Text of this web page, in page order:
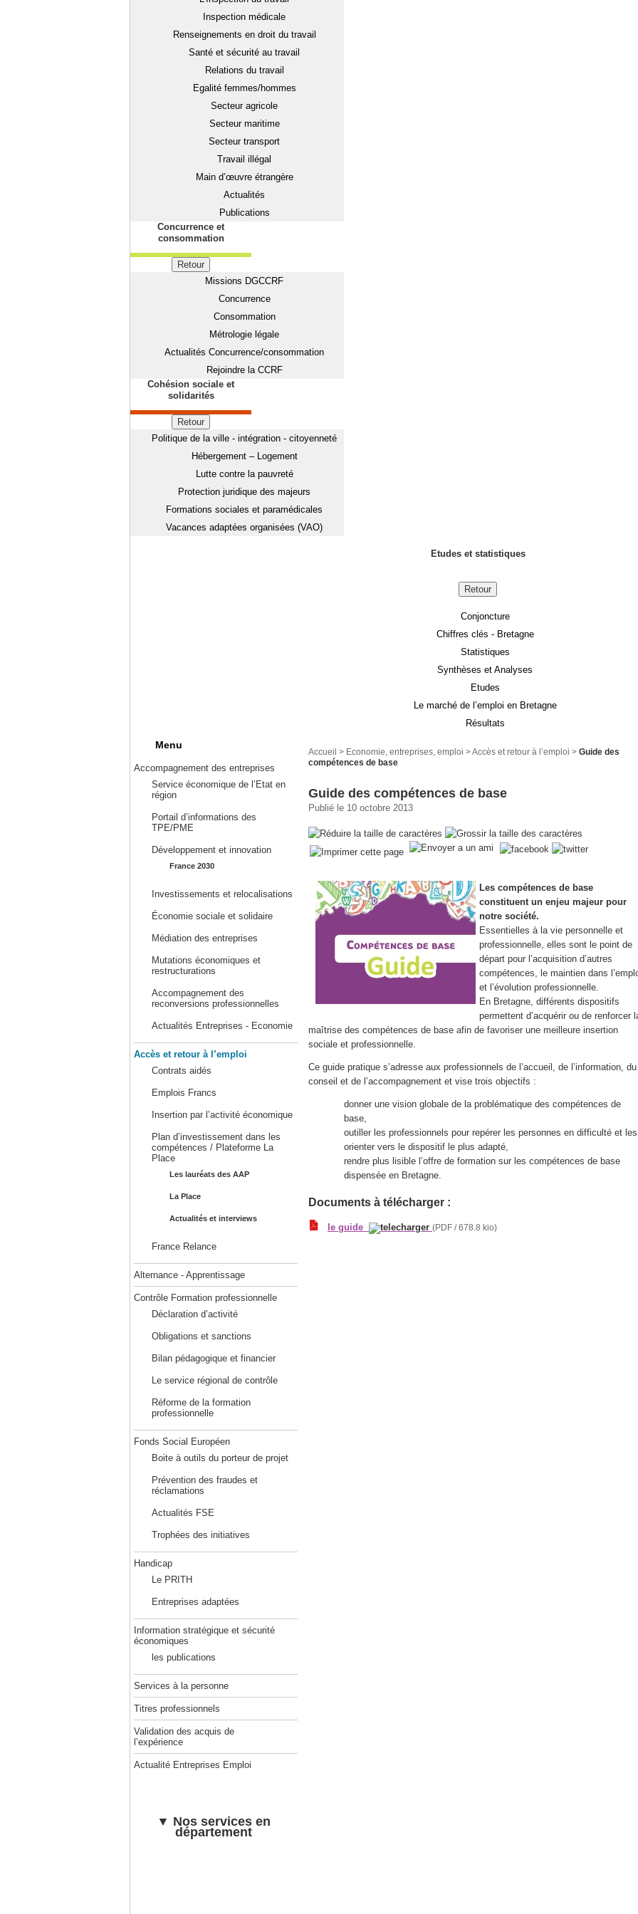
Inspection médicale
Renseignements en droit du travail
Santé et sécurité au travail
Relations du travail
Egalité femmes/hommes
Secteur agricole
Secteur maritime
Secteur transport
Travail illégal
Main d’œuvre étrangère
Actualités
Publications
Concurrence et
consommation
Retour
Missions DGCCRF
Concurrence
Consommation
Métrologie légale
Actualités Concurrence/consommation
Rejoindre la CCRF
Cohésion sociale et
solidarités
Retour
Politique de la ville - intégration - citoyenneté
Hébergement – Logement
Lutte contre la pauvreté
Protection juridique des majeurs
Formations sociales et paramédicales
Vacances adaptées organisées (VAO)
Etudes et statistiques
Retour
Conjoncture
Chiffres clés - Bretagne
Statistiques
Synthèses et Analyses
Etudes
Le marché de l’emploi en Bretagne
Résultats
Menu
Accompagnement des entreprises
Service économique de l’Etat en
région
Portail d’informations des
TPE/PME
Développement et innovation
France 2030
Investissements et relocalisations
Économie sociale et solidaire
Médiation des entreprises
Mutations économiques et
restructurations
Accompagnement des
reconversions professionnelles
Actualités Entreprises - Economie
Accès et retour à l’emploi
Contrats aidés
Emplois Francs
Insertion par l’activité économique
Plan d’investissement dans les
compétences / Plateforme La
Place
Les lauréats des AAP
La Place
Actualités et interviews
France Relance
Alternance - Apprentissage
Contrôle Formation professionnelle
Déclaration d’activité
Obligations et sanctions
Bilan pédagogique et financier
Le service régional de contrôle
Réforme de la formation
professionnelle
Fonds Social Européen
Boite à outils du porteur de projet
Prévention des fraudes et
réclamations
Actualités FSE
Trophées des initiatives
Handicap
Le PRITH
Entreprises adaptées
Information stratégique et sécurité
économiques
les publications
Services à la personne
Titres professionnels
Validation des acquis de
l’expérience
Actualité Entreprises Emploi
▼ Nos services en
département
Accueil > Economie, entreprises, emploi > Accès et retour à l’emploi > Guide des
compétences de base
Guide des compétences de base
Publié le 10 octobre 2013
Les compétences de base
constituent un enjeu majeur pour
notre société.
Essentielles à la vie personnelle et
professionnelle, elles sont le point de
départ pour l’acquisition d’autres
compétences, le maintien dans
et l’évolution professionnelle.
En Bretagne, différents dispositifs
permettent d’acquérir ou de renforcer
maîtrise des compétences de base afin de favoriser une meilleure insertion
sociale et professionnelle.
Ce guide pratique s’adresse aux professionnels de l’accueil, de l’information, du
conseil et de l’accompagnement et vise trois objectifs :
donner une vision globale de la problématique des compétences de
base,
outiller les professionnels pour repérer les personnes en difficulté et les
orienter vers le dispositif le plus adapté,
rendre plus lisible l’offre de formation sur les compétences de base
dispensée en Bretagne.
Documents à télécharger :
le guide (PDF / 678.8 kio)